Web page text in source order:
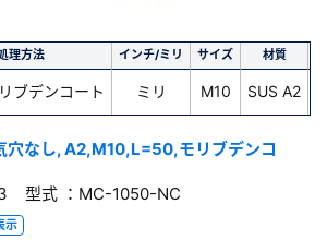
理方法 インチ/ミリ サイズ 材質
ブデンコート ミリ M10 SUS A2
穴なし, A2,M10,L=50,モリブデンコ
型式 ：MC-1050-NC
示